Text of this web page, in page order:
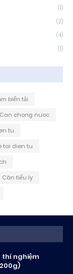
(1)
(2)
(4)
(1)
biến tải
Can chong nuoc
tu
tai dien tu
Cân tiểu ly
thí nghiệm